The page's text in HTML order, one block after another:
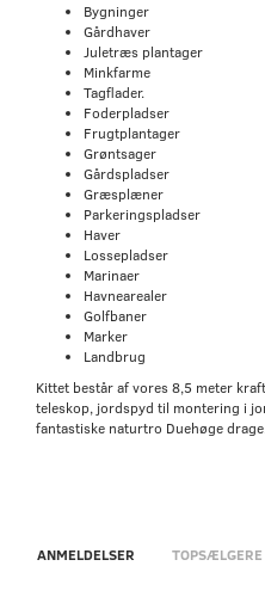
Bygninger
Gårdhaver
Juletræs plantager
Minkfarme
Tagflader.
Foderpladser
Frugtplantager
Grøntsager
Gårdspladser
Græsplæner
Parkeringspladser
Haver
Lossepladser
Marinaer
Havnearealer
Golfbaner
Marker
Landbrug
Kittet består af vores 8,5 meter
teleskop, jordspyd til montering i
fantastiske naturtro Duehøge drage.
ANMELDELSER TOPSÆLGERE